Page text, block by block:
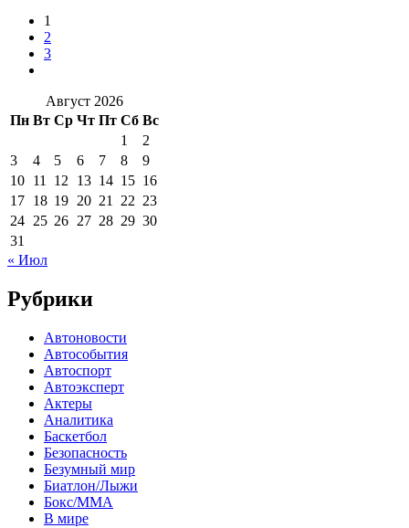
1
2
3
Август 2026
Пн Вт Ср Чт Пт Сб Вс
1
2
3
4 5 6 7 8
9
10 11 12 13 14 15 16
17 18 19 20 21 22 23
24 25 26 27 28 29 30
31
« Июл
Рубрики
Автоновости
Автособытия
Автоспорт
Автоэксперт
Актеры
Аналитика
Баскетбол
Безопасность
Безумный мир
Биатлон/Лыжи
Бокс/MMA
В мире